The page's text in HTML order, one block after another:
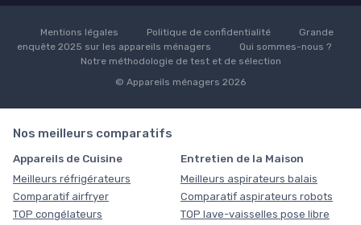
Mentions légales Politique de confidentialité
Grande
enquête 2025 sur les appareils ménagers
Qui sommes-nous ?
Notre méthodologie de test et de sélection
© Appareils ménagers 2026
Nos meilleurs comparatifs
Appareils de Cuisine
Meilleurs réfrigérateurs
Comparatif airfryer
TOP congélateurs
Entretien de la Maison
Meilleurs aspirateurs balais
Comparatif aspirateurs robots
TOP lave-vaisselles pose libre